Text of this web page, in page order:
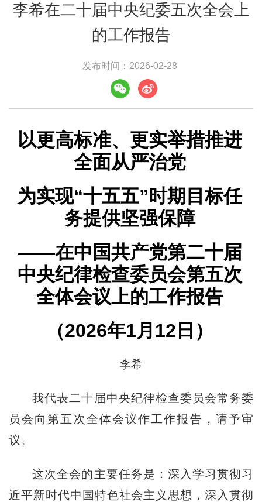
李希在二十届中央纪委五次全会上
的工作报告
发布时间：2026-02-28
以更高标准、更实举措推进
全面从严治党
为实现“十五五”时期目标任
务提供坚强保障
——在中国共产党第二十届
中央纪律检查委员会第五次
全体会议上的工作报告
（2026年1月12日）
李希
我代表二十届中央纪律检查委员会常务委
员会向第五次全体会议作工作报告，请予审
议。
这次全会的主要任务是：深入学习贯彻习
近平新时代中国特色社会主义思想，深入贯彻